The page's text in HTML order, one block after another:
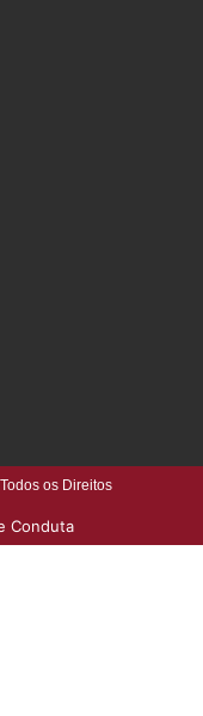
os Direitos
Conduta